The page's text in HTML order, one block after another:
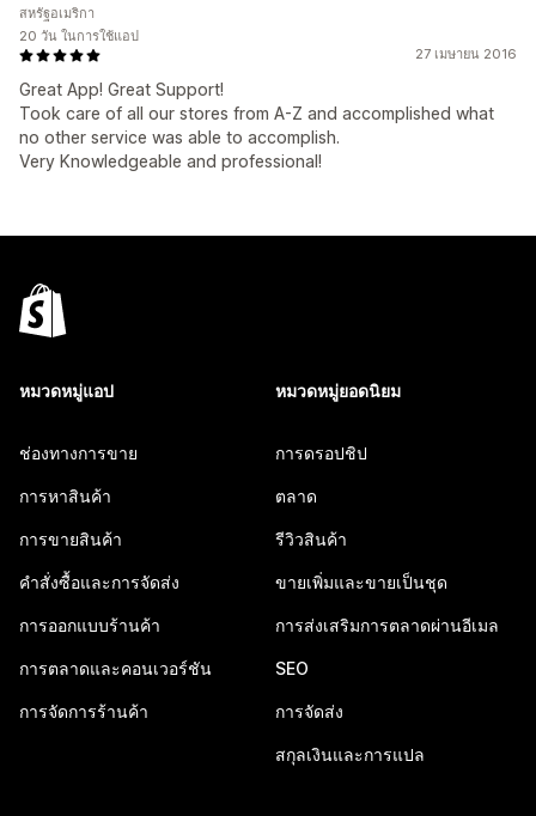
27 เมษายน 2016
Great App! Great Support!
Took care of all our stores from A-Z and accomplished what
no other service was able to accomplish.
Very Knowledgeable and professional!
สหรัฐอเมริกา
20 วัน ในการใช้แอป
หมวดหมู่แอป
ช่องทางการขาย
การหาสินค้า
การขายสินค้า
คำสั่งซื้อและการจัดส่ง
การออกแบบร้านค้า
การตลาดและคอนเวอร์ชัน
การจัดการร้านค้า
หมวดหมู่ยอดนิยม
การดรอปชิป
ตลาด
รีวิวสินค้า
ขายเพิ่มและขายเป็นชุด
การส่งเสริมการตลาดผ่านอีเมล
SEO
การจัดส่ง
สกุลเงินและการแปล